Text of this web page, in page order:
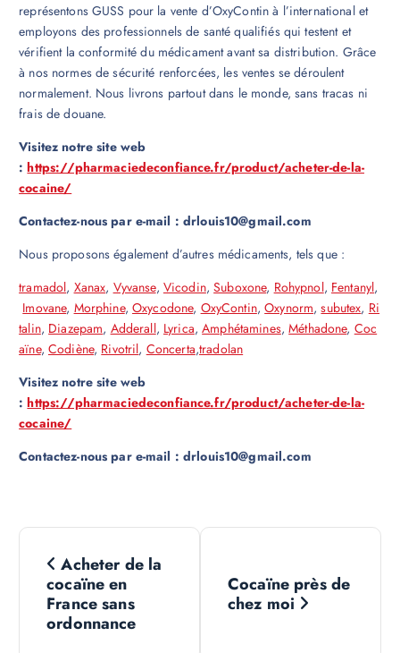
représentons GUSS pour la vente d’OxyContin à l’international et
employons des professionnels de santé qualifiés qui testent et
vérifient la conformité du médicament avant sa distribution. Grâce
à nos normes de sécurité renforcées, les ventes se déroulent
normalement. Nous livrons partout dans le monde, sans tracas ni
frais de douane.
Visitez notre site web
:https://pharmaciedeconfiance.fr/product/acheter-de-la-
cocaine/
Contactez-nous par e-mail : drlouis10@gmail.com
Nous proposons également d’autres médicaments, tels que :
tramadol, Xanax, Vyvanse, Vicodin,Suboxone, Rohypnol, Fentanyl,
Imovane, Morphine, Oxycodone, OxyContin,Oxynorm,subutex, Ri
talin, Diazepam, Adderall, Lyrica,Amphétamines,Méthadone, Coc
aïne, Codiène, Rivotril, Concerta,tradolan
Visitez notre site web
:https://pharmaciedeconfiance.fr/product/acheter-de-la-
cocaine/
Contactez-nous par e-mail : drlouis10@gmail.com
N
Acheter de la
cocaïne en
France sans
ordonnance
Cocaïne près de
chez moi